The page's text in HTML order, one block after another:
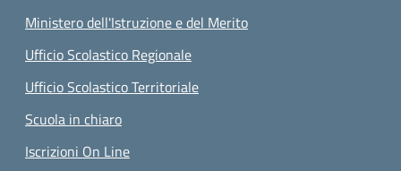
Ministero dell'Istruzione e del Merito
Ufficio Scolastico Regionale
Ufficio Scolastico Territoriale
Scuola in chiaro
Iscrizioni On Line